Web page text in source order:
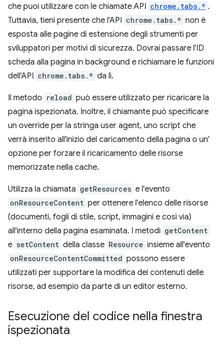
che puoi utilizzare con le chiamate API chrome.tabs.* .
Tuttavia, tieni presente che l'API chrome.tabs.* non è
esposta alle pagine di estensione degli strumenti per
sviluppatori per motivi di sicurezza. Dovrai passare l'ID
scheda alla pagina in background e richiamare le funzioni
dell'API chrome.tabs.* da lì.
Il metodo reload può essere utilizzato per ricaricare la
pagina ispezionata. Inoltre, il chiamante può specificare
un override per la stringa user agent, uno script che
verrà inserito all'inizio del caricamento della pagina o un'
opzione per forzare il ricaricamento delle risorse
memorizzate nella cache.
Utilizza la chiamata getResources e l'evento
onResourceContent per ottenere l'elenco delle risorse
(documenti, fogli di stile, script, immagini e così via)
all'interno della pagina esaminata. I metodi getContent
e setContent della classe Resource insieme all'evento
onResourceContentCommitted possono essere
utilizzati per supportare la modifica dei contenuti delle
risorse, ad esempio da parte di un editor esterno.
Esecuzione del codice nella finestra
ispezionata